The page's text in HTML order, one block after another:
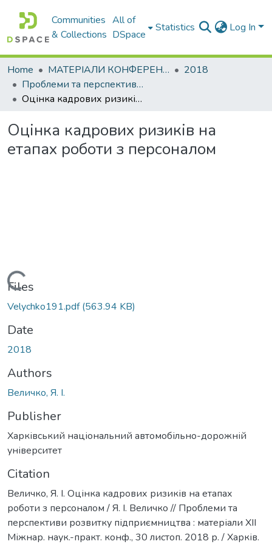
Communities
& Collections
All of
DSpace
Statistics Log In
Home МАТЕРІАЛИ КОНФЕРЕНЦІЙ
2018
Проблеми та перспективи розвитку підприємництва
Оцінка кадрових ризиків на етапах роботи з персоналом
Оцінка кадрових ризиків на
етапах роботи з персоналом
Loading...
Files
Velychko191.pdf(563.94 KB)
Date
2018
Authors
Величко, Я. І.
Publisher
Харківський національний автомобільно-дорожній
університет
Citation
Величко, Я. І. Оцінка кадрових ризиків на етапах
роботи з персоналом / Я. І. Величко // Проблеми та
перспективи розвитку підприємництва : матеріали XII
Міжнар. наук.-практ. конф., 30 листоп. 2018 р. / Харків.